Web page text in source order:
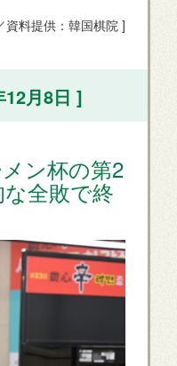
資料提供：韓国棋院 ]
12月8日 ]
ン杯の第2
全敗で終